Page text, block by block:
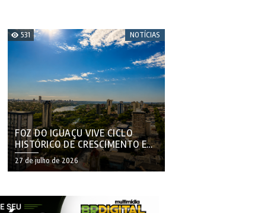
531 NOTÍCIAS
FOZ DO IGUAÇU VIVE CICLO
HISTÓRICO DE CRESCIMENTO E
PROJETA DESAFIOS PARA A
PRÓXIMA DÉCADA
27 de julho de 2026